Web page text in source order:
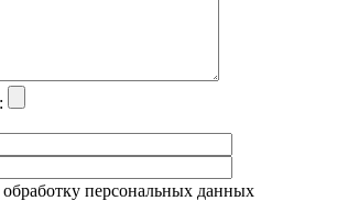
персональных данных